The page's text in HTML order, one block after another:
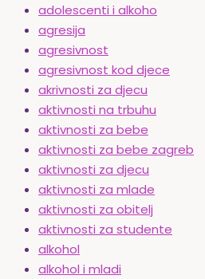
adolescenti i alkoho
agresija
agresivnost
agresivnost kod djece
akrivnosti za djecu
aktivnosti na trbuhu
aktivnosti za bebe
aktivnosti za bebe zagreb
aktivnosti za djecu
aktivnosti za mlade
aktivnosti za obitelj
aktivnosti za studente
alkohol
alkohol i mladi